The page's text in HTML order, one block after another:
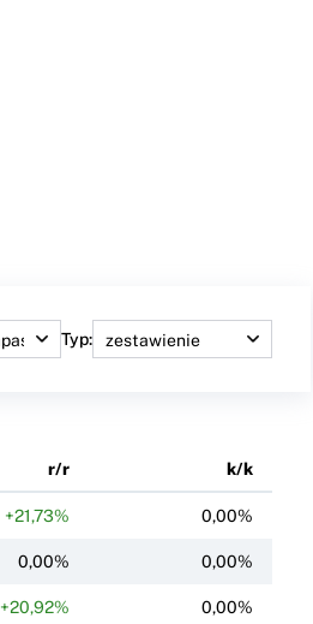
Typ:
r/r k/k
+21,73% 0,00%
0,00% 0,00%
+20,92% 0,00%